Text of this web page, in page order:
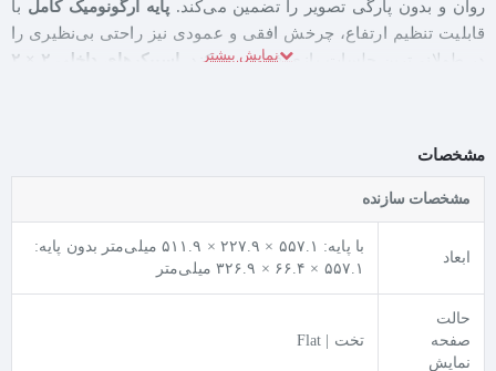
روان و بدون پارگی تصویر را تضمین می‌کند. پایه ارگونومیک کامل با
قابلیت تنظیم ارتفاع، چرخش افقی و عمودی نیز راحتی بی‌نظیری را
در طولانی‌ترین جلسات بازی فراهم می‌کند.
اسپیکرهای داخلی ۲ × ۲
کیفیت تصویر در MAG G255PF E2 با یک پنل Rapid IPSتضمین
می‌شود که علاوه بر زاویه دید گسترده ۱۷۸ درجه
، سرعت پاسخگویی
را ارائه می‌دهد. این یعنی تصاویر حتی
در سریع‌ترین و شلوغ‌ترین صحنه‌های بازی‌های شوتر و مسابقه‌ای،
کاملاً شفاف و بدون تاری حرکت باقی می‌مانند.
هرتز
مشخصات
مشخصات سازنده
ابعاد
با پایه: ۵۵۷.۱ × ۲۲۷.۹ × ۵۱۱.۹ میلی‌متر بدون پایه:
۵۵۷.۱ × ۶۶.۴ × ۳۲۶.۹ میلی‌متر
حالت
صفحه
نمایش
تخت | Flat